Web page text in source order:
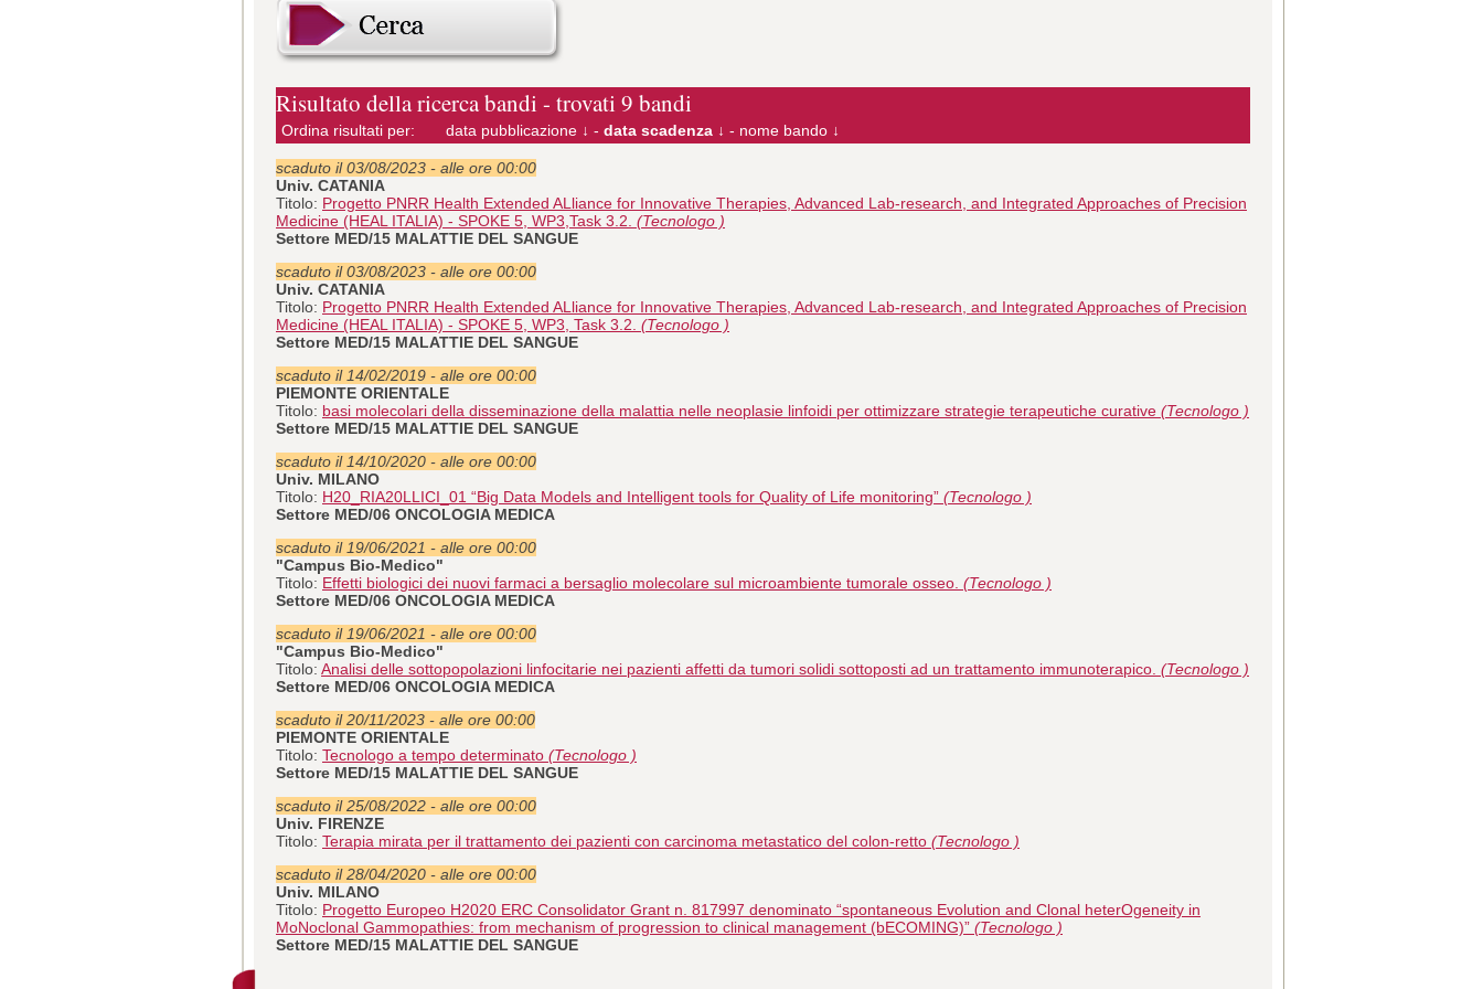
Risultato della ricerca bandi - trovati 9 bandi
Ordina risultati per: data pubblicazione ↓ - data scadenza ↓ - nome bando ↓
scaduto il 03/08/2023 - alle ore 00:00
Univ. CATANIA
Titolo: Progetto PNRR Health Extended ALliance for Innovative Therapies, Advanced Lab-research, and Integrated Approaches of Precision
Medicine (HEAL ITALIA) - SPOKE 5, WP3,Task 3.2. (Tecnologo )
Settore MED/15 MALATTIE DEL SANGUE
scaduto il 03/08/2023 - alle ore 00:00
Univ. CATANIA
Titolo: Progetto PNRR Health Extended ALliance for Innovative Therapies, Advanced Lab-research, and Integrated Approaches of Precision
Medicine (HEAL ITALIA) - SPOKE 5, WP3, Task 3.2. (Tecnologo )
Settore MED/15 MALATTIE DEL SANGUE
scaduto il 14/02/2019 - alle ore 00:00
PIEMONTE ORIENTALE
Titolo: basi molecolari della disseminazione della malattia nelle neoplasie linfoidi per ottimizzare strategie terapeutiche curative (Tecnologo )
Settore MED/15 MALATTIE DEL SANGUE
scaduto il 14/10/2020 - alle ore 00:00
Univ. MILANO
Titolo: H20_RIA20LLICI_01 “Big Data Models and Intelligent tools for Quality of Life monitoring” (Tecnologo )
Settore MED/06 ONCOLOGIA MEDICA
scaduto il 19/06/2021 - alle ore 00:00
"Campus Bio-Medico"
Titolo: Effetti biologici dei nuovi farmaci a bersaglio molecolare sul microambiente tumorale osseo. (Tecnologo )
Settore MED/06 ONCOLOGIA MEDICA
scaduto il 19/06/2021 - alle ore 00:00
"Campus Bio-Medico"
Titolo: Analisi delle sottopopolazioni linfocitarie nei pazienti affetti da tumori solidi sottoposti ad un trattamento immunoterapico. (Tecnologo )
Settore MED/06 ONCOLOGIA MEDICA
scaduto il 20/11/2023 - alle ore 00:00
PIEMONTE ORIENTALE
Titolo: Tecnologo a tempo determinato (Tecnologo )
Settore MED/15 MALATTIE DEL SANGUE
scaduto il 25/08/2022 - alle ore 00:00
Univ. FIRENZE
Titolo: Terapia mirata per il trattamento dei pazienti con carcinoma metastatico del colon-retto (Tecnologo )
scaduto il 28/04/2020 - alle ore 00:00
Univ. MILANO
Titolo: Progetto Europeo H2020 ERC Consolidator Grant n. 817997 denominato “spontaneous Evolution and Clonal heterOgeneity in
MoNoclonal Gammopathies: from mechanism of progression to clinical management (bECOMING)” (Tecnologo )
Settore MED/15 MALATTIE DEL SANGUE